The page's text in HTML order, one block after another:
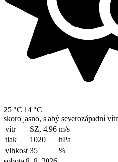
25 °C 14 °C
skoro jasno, slabý severozápadní vítr
vítr
SZ, 4.96 m/s
tlak
1020
hPa
vlhkost 35
%